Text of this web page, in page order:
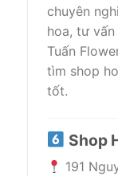
chuyên
hoa, tư
Tuấn
tìm shop
tốt.
Shop
191